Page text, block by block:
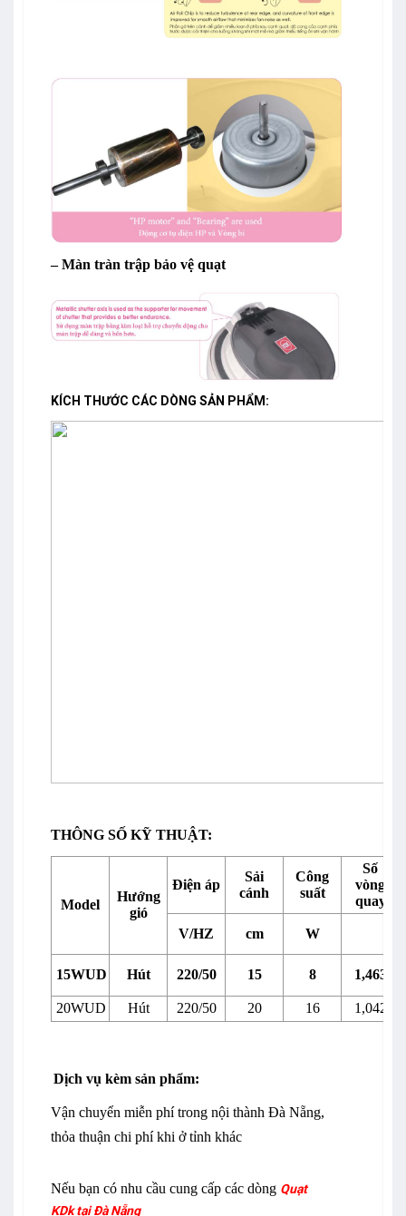
– Màn tràn trập bảo vệ quạt
KÍCH THƯỚC CÁC DÒNG SẢN PHẨM:
THÔNG SỐ KỸ THUẬT:
Model
Hướng
gió
Điện áp
Sải
cánh
Công
suất
Số
vòng
quay
V/HZ cm W
15WUD Hút 220/50 15 8 1,463
20WUD Hút 220/50 20 16 1,042
Dịch vụ kèm sản phẩm:
Vận chuyển miễn phí trong nội thành Đà Nẵng,
thỏa thuận chi phí khi ở tỉnh khác
Nếu bạn có nhu cầu cung cấp các dòng Quạt
KDktại Đà Nẵng